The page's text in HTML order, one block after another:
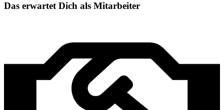
Das erwartet Dich als Mitarbeiter